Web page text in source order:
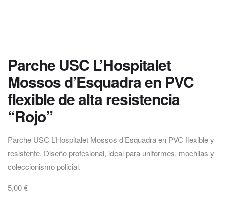
Parche USC L’Hospitalet
Mossos d’Esquadra en PVC
flexible de alta resistencia
“Rojo”
Parche USC L’Hospitalet Mossos d’Esquadra en PVC flexible y
resistente. Diseño profesional, ideal para uniformes, mochilas y
coleccionismo policial.
5,00€